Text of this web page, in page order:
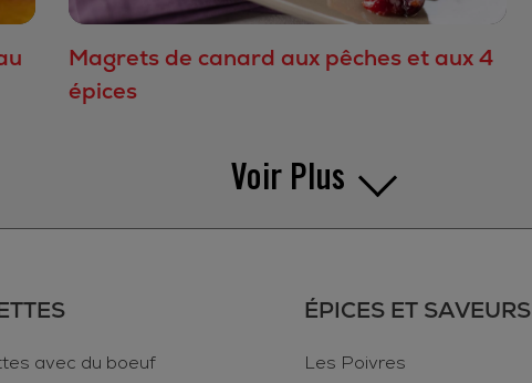
Magrets de canard aux pêches et aux 4
épices
Voir Plus
avec du boeuf
ÉPICES ET SAVEURS
Les Poivres